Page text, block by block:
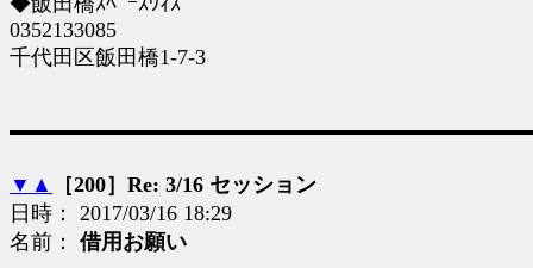
0352133085
千代田区飯田橋1-7-3
▼ ▲
［200］Re: 3/16 セッション
日時： 2017/03/16 18:29
名前： 借用お願い